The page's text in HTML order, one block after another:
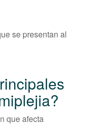
se presentan al
que afecta